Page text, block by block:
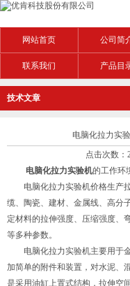
网站首页 公司简
联系我们 产品目
技术文章
电脑化拉力实
点击次数：
电脑化拉力实验机的工作环
电脑化拉力实验机价格生产拉
缆、陶瓷、建材、金属线、高分
定材料的拉伸强度、压缩强度、
等多种参数。
电脑化拉力实验机主要用于金
加简单的附件和装置，对水泥、
是采用油缸上置式结构，拉伸空